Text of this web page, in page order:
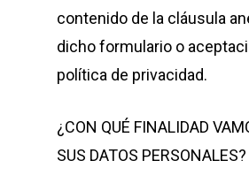
contenido de la cláusula
dicho formulario o
política de privacidad.
¿CON QUÉ FINALIDAD
SUS DATOS PERSONALES?